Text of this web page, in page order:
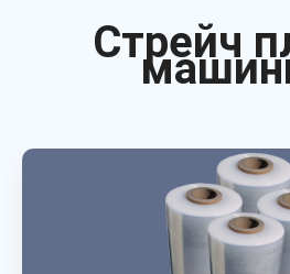
Стрейч